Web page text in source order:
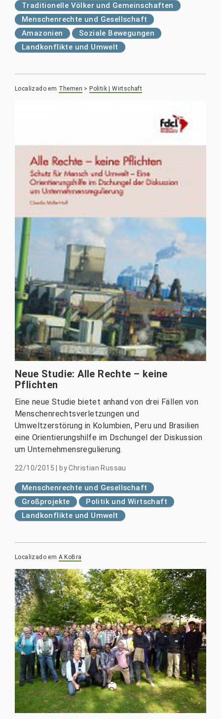
Traditionelle Völker und Gemeinschaften
Menschenrechte und Gesellschaft
Amazonien
Soziale Bewegungen
Landkonflikte und Umwelt
Localizado em Themen > Politik | Wirtschaft
Neue Studie: Alle Rechte – keine
Pflichten
Eine neue Studie bietet anhand von drei Fällen von
Menschenrechtsverletzungen und
Umweltzerstörung in Kolumbien, Peru und Brasilien
eine Orientierungshilfe im Dschungel der Diskussion
um Unternehmensregulierung.
22/10/2015 byChristian Russau
Menschenrechte und Gesellschaft
Großprojekte
Politik und Wirtschaft
Landkonflikte und Umwelt
Localizado em A KoBra